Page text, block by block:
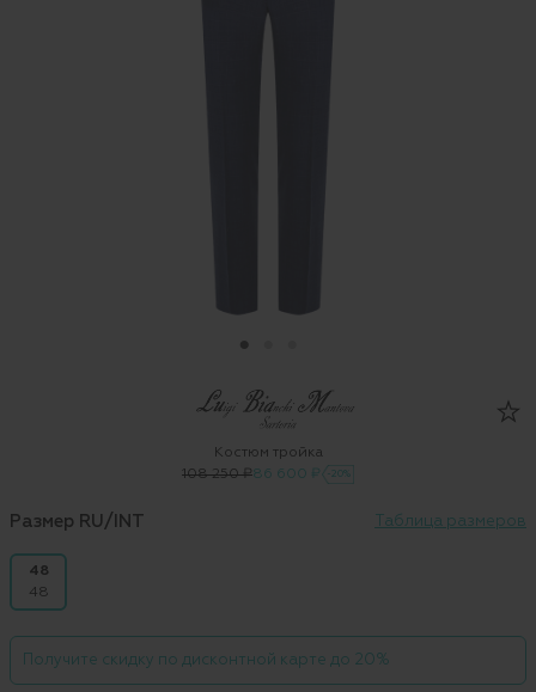
Костюм тройка
108 250 ₽86 600 ₽ -20%
Размер RU/INT Таблица размеров
48
48
Получите скидку по дисконтной карте до 20%